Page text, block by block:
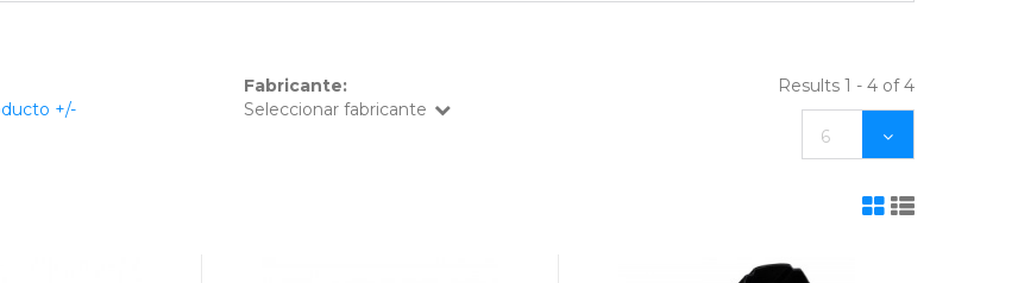
Tablets y TV
+/-
Fabricante:
Seleccionar fabricante
Results 1 - 4 of 4
6